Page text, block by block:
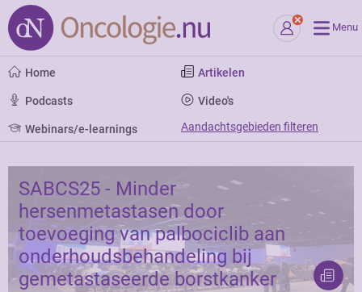
Menu
Home Artikelen
Podcasts Video's
Webinars/e-learnings Aandachtsgebieden filteren
SABCS25 - Minder
hersenmetastasen door
toevoeging van palbociclib aan
onderhoudsbehandeling bij
gemetastaseerde borstkanker